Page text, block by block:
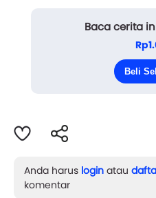
Ada momen
Baca cerita
Beli
Anda harus login atau
komentar